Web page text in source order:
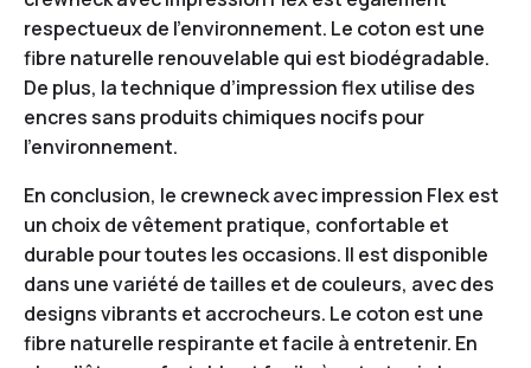
respectueux de l’environnement. Le coton est une
fibre naturelle renouvelable qui est biodégradable.
De plus, la technique d’impression flex utilise des
encres sans produits chimiques nocifs pour
l’environnement.
En conclusion, le crewneck avec impression Flex est
un choix de vêtement pratique, confortable et
durable pour toutes les occasions. Il est disponible
dans une variété de tailles et de couleurs, avec des
designs vibrants et accrocheurs. Le coton est une
fibre naturelle respirante et facile à entretenir. En